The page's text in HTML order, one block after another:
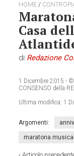
HOME /
Casa
di Redazione
1 Dicembre 2015 - ©
CONSENSO della
Ultima modifica: 1
Argomenti:
maratona